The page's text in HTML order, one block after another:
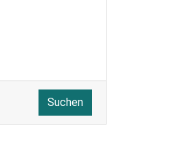
Suchen